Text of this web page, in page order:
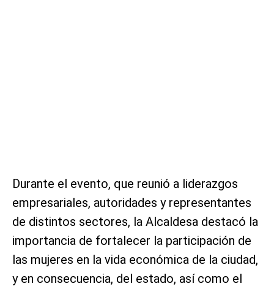
Durante el evento, que reunió a liderazgos
empresariales, autoridades y representantes
de distintos sectores, la Alcaldesa destacó la
importancia de fortalecer la participación de
las mujeres en la vida económica de la ciudad,
y en consecuencia, del estado, así como el